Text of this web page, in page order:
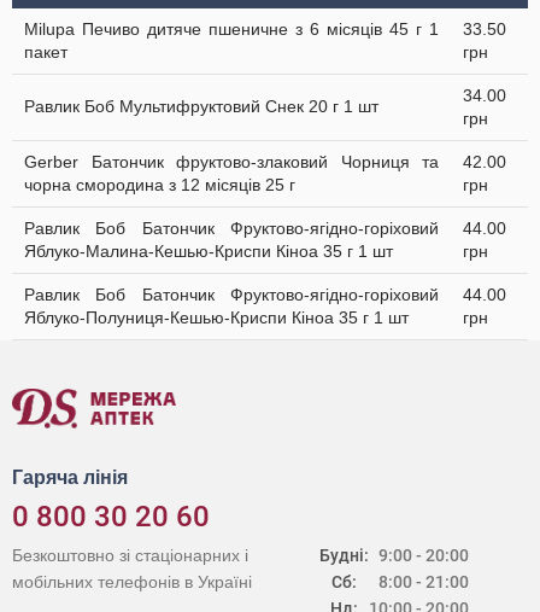
Milupa Печиво дитяче пшеничне з 6 місяців 45 г 1
пакет
33.50
грн
Равлик Боб Мультифруктовий Cнек 20 г 1 шт
34.00
грн
Gerber Батончик фруктово-злаковий Чорниця та
чорна смородина з 12 місяців 25 г
42.00
грн
Равлик Боб Батончик Фруктово-ягідно-горіховий
Яблуко-Малина-Кешью-Криспи Кіноа 35 г 1 шт
44.00
грн
Равлик Боб Батончик Фруктово-ягідно-горіховий
Яблуко-Полуниця-Кешью-Криспи Кіноа 35 г 1 шт
44.00
грн
Гаряча лінія
0 800 30 20 60
Будні:
Сб:
9:00 - 20:00
8:00 - 21:00
Безкоштовно зі стаціонарних і
мобільних телефонів в Україні